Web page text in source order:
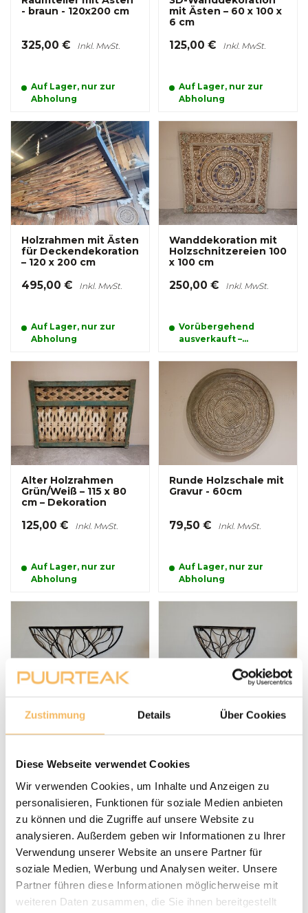
Zustimmung Details Über Cookies
Diese Webseite verwendet Cookies
Wir verwenden Cookies, um Inhalte und Anzeigen zu
personalisieren, Funktionen für soziale Medien anbieten
zu können und die Zugriffe auf unsere Website zu
analysieren. Außerdem geben wir Informationen zu Ihrer
Verwendung unserer Website an unsere Partner für
soziale Medien, Werbung und Analysen weiter. Unsere
Partner führen diese Informationen möglicherweise mit
weiteren Daten zusammen, die Sie ihnen bereitgestellt
- braun - 120x200 cm
325,00 € Inkl. MwSt.
Auf Lager, nur zur
Abholung
mit Ästen – 60 x 100 x
6 cm
125,00 € Inkl. MwSt.
Auf Lager, nur zur
Abholung
Holzrahmen mit Ästen
für Deckendekoration
– 120 x 200 cm
495,00 € Inkl. MwSt.
Auf Lager, nur zur
Abholung
Wanddekoration mit
Holzschnitzereien 100
x 100 cm
250,00 € Inkl. MwSt.
Vorübergehend
ausverkauft –
reservieren Sie Ihr
Produkt schon jetzt
Alter Holzrahmen
Grün/Weiß – 115 x 80
cm – Dekoration
125,00 € Inkl. MwSt.
Auf Lager, nur zur
Abholung
Runde Holzschale mit
Gravur - 60cm
79,50 € Inkl. MwSt.
Auf Lager, nur zur
Abholung
Metallgestell für
Wandtisch – Carrot –
150,00 € Inkl. MwSt.
Auf Lager, Lieferzeit
2–5 Werktage
Metallgestell für
99,00 €
Auf Lager, Lieferzeit
2–5 Werktage